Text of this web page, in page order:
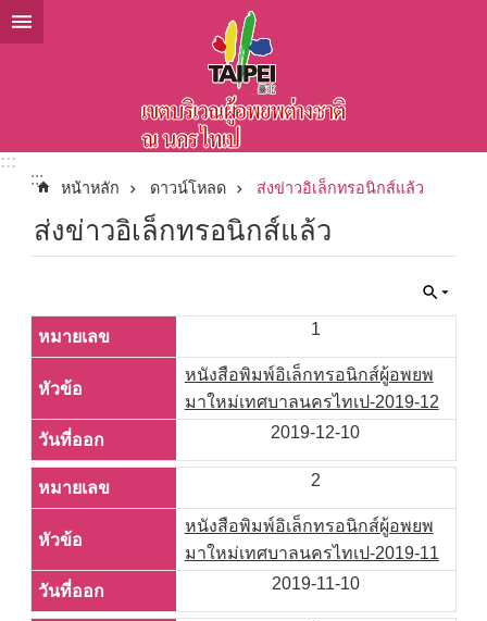
ข้ามไปที่บล็อกเนื้อหาหลัก
:::
:::
หน้าหลัก ดาวน์โหลด ส่งข่าวอิเล็กทรอนิกส์แล้ว
ส่งข่าวอิเล็กทรอนิกส์แล้ว
1
หนังสือพิมพ์อิเล็กทรอนิกส์ผู้อพยพ
มาใหม่เทศบาลนครไทเป-2019-12
2019-12-10
2
หนังสือพิมพ์อิเล็กทรอนิกส์ผู้อพยพ
มาใหม่เทศบาลนครไทเป-2019-11
2019-11-10